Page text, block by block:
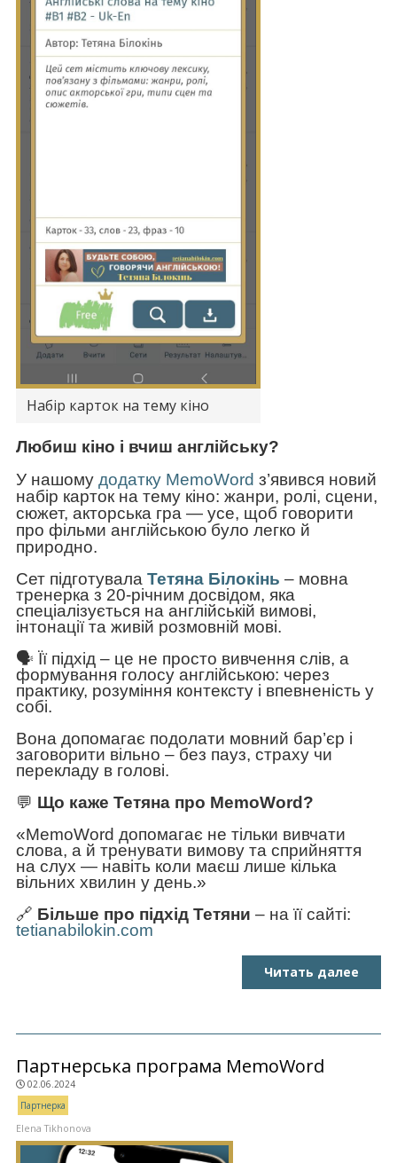
Набір карток на тему кіно
Любиш кіно і вчиш англійську?
У нашому додатку MemoWord з’явився новий
набір карток на тему кіно: жанри, ролі, сцени,
сюжет, акторська гра — усе, щоб говорити
про фільми англійською було легко й
природно.
Сет підготувала Тетяна Білокінь – мовна
тренерка з 20-річним досвідом, яка
спеціалізується на англійській вимові,
інтонації та живій розмовній мові.
🗣 Її підхід – це не просто вивчення слів, а
формування голосу англійською: через
практику, розуміння контексту і впевненість у
собі.
Вона допомагає подолати мовний бар’єр і
заговорити вільно – без пауз, страху чи
перекладу в голові.
💬 Що каже Тетяна про MemoWord?
«MemoWord допомагає не тільки вивчати
слова, а й тренувати вимову та сприйняття
на слух — навіть коли маєш лише кілька
вільних хвилин у день.»
🔗 Більше про підхід Тетяни – на її сайті:
tetianabilokin.com
Читать далее
Партнерська програма MemoWord
02.06.2024
Партнерка
Elena Tikhonova